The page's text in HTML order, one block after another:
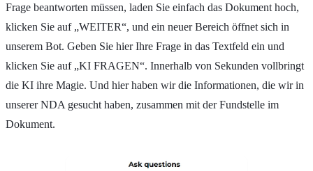
Frage beantworten müssen, laden Sie einfach das Dokument hoch,
klicken Sie auf „WEITER“, und ein neuer Bereich öffnet sich in
unserem Bot. Geben Sie hier Ihre Frage in das Textfeld ein und
klicken Sie auf „KI FRAGEN“. Innerhalb von Sekunden vollbringt
die KI ihre Magie. Und hier haben wir die Informationen, die wir in
unserer NDA gesucht haben, zusammen mit der Fundstelle im
Dokument.